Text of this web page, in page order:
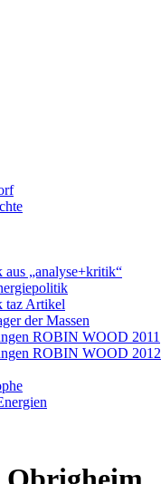
„analyse+kritik“
taz Artikel
der Massen
ROBIN WOOD 2011
ROBIN WOOD 2012